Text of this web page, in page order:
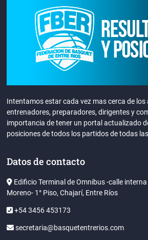
Intentamos estar cada vez mas cerca de los
entrenadores, preparadores, dirigentes y
importancia de tener un portal actualizado
posiciones de todos los partidos de todas
Datos de contacto
Edificio Terminal de Omnibus -calle
Moreno- 1° Piso, Chajarí, Entre Ríos
+54 3456 453173
secretaria@basquetentrerios.com